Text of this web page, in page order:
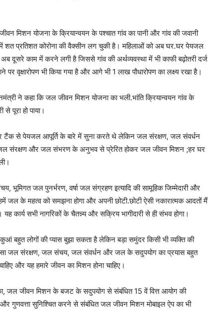
मिशन योजना के क्रियान्वयन के पश्चात गांव का पानी और गांव की जवानी
शत प्रतिशत कोरोना की वैक्सीन लग चुकी है। महिलाओं को अब घर.घर पेयजल
काम में करने लगी है जिससे गांव की अर्थव्यवस्था में भी काफी बढ़ोतरी दर्ज
पर वृक्षारोपण भी किया गया है और आगे भी 1 लाख पौधारोपण का लक्ष्य रखा है।
ने कहा कि जल जीवन मिशन योजना का भली.भांति क्रियान्वयन गांव के
पूरा हो पाया।
टैंक से पेयजल आपूर्ति के बारे में सुना करते थे लेकिन जल संरक्षण, जल संवर्धन
संरक्षण और जल संभरण के अनुभव से प्रेरित होकर जल जीवन मिशन ;हर घर
भूमिगत जल पुनर्भरण, वर्षा जल संग्रहण इत्यादि की सामूहिक जिम्मेदारी और
जल के महत्व को समझना होगा और अपनी छोटी.छोटी ऐसी नकारात्मक आदतों मैं
कार्य सभी नागरिकों के चैतन्न्य और सक्रिय भागीदारी से ही संभव होगा।
बहुत लोगों की प्यास बुझा सकता है लेकिन बड़ा समुंदर किसी भी व्यक्ति की
सा जल संरक्षण, जल संचय, जल संवर्धन और जल के सदुपयोग का प्रयास बहुत
और यह हमारे जीवन का मिशन होना चाहिए।
जल जीवन मिशन के बजट के सदुपयोग से संबंधित 15 वें वित्त आयोग की
और गुणवत्ता सुनिश्चित करने से संबंधित जल जीवन मिशन मोबाइल ऐप का भी